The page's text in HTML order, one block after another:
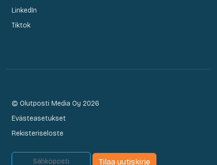
LinkedIn
Tiktok
© Olutposti Media Oy 2026
Evästeasetukset
Rekisteriseloste
Tilaa uutiskirje